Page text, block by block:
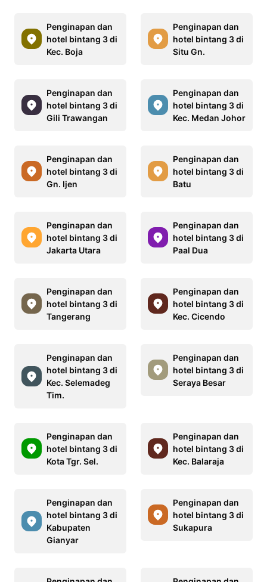
Penginapan dan
hotel bintang 3 di
Kec. Boja
Penginapan dan
hotel bintang 3 di
Situ Gn.
Penginapan dan
hotel bintang 3 di
Gili Trawangan
Penginapan dan
hotel bintang 3 di
Kec. Medan Johor
Penginapan dan
hotel bintang 3 di
Gn. Ijen
Penginapan dan
hotel bintang 3 di
Batu
Penginapan dan
hotel bintang 3 di
Jakarta Utara
Penginapan dan
hotel bintang 3 di
Paal Dua
Penginapan dan
hotel bintang 3 di
Tangerang
Penginapan dan
hotel bintang 3 di
Kec. Cicendo
Penginapan dan
hotel bintang 3 di
Kec. Selemadeg
Tim.
Penginapan dan
hotel bintang 3 di
Seraya Besar
Penginapan dan
hotel bintang 3 di
Kota Tgr. Sel.
Penginapan dan
hotel bintang 3 di
Kec. Balaraja
Penginapan dan
hotel bintang 3 di
Kabupaten
Gianyar
Penginapan dan
hotel bintang 3 di
Sukapura